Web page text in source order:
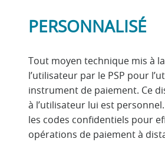
PERSONNALISÉ
Tout moyen technique mis à
l’utilisateur par le PSP pour
instrument de paiement. Ce
à l’utilisateur lui est
les codes confidentiels pour
opérations de paiement à